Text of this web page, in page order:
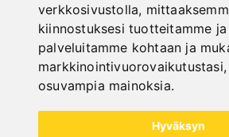
verkkosivustolla,
kiinnostuksesi tuotteitamme ja
palveluitamme kohtaan ja
markkinointivuorovaikutustasi,
osuvampia mainoksia.
Hyväksyn